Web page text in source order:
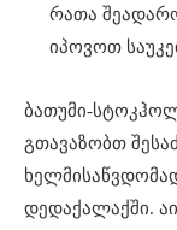
რათა
იპოვოთ
ბათუმი-
გთავაზობთ
დედაქალაქში.